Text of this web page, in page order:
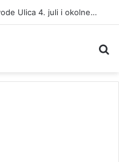
Kvar na vodovodnoj mreži: Bez vode Ulica 4. juli i okolne ulice